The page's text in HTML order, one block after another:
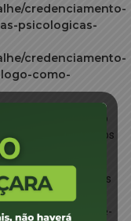
credenciamento-
psicologicas-
credenciamento-
como-
possuir cadastro no
ser abertas pelos
através
para a
com as datas pré-